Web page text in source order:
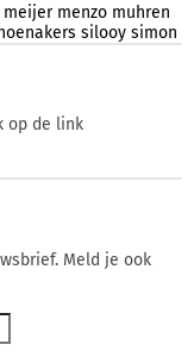
meijer menzo muhren
silooy simon
op de link
Meld je ook